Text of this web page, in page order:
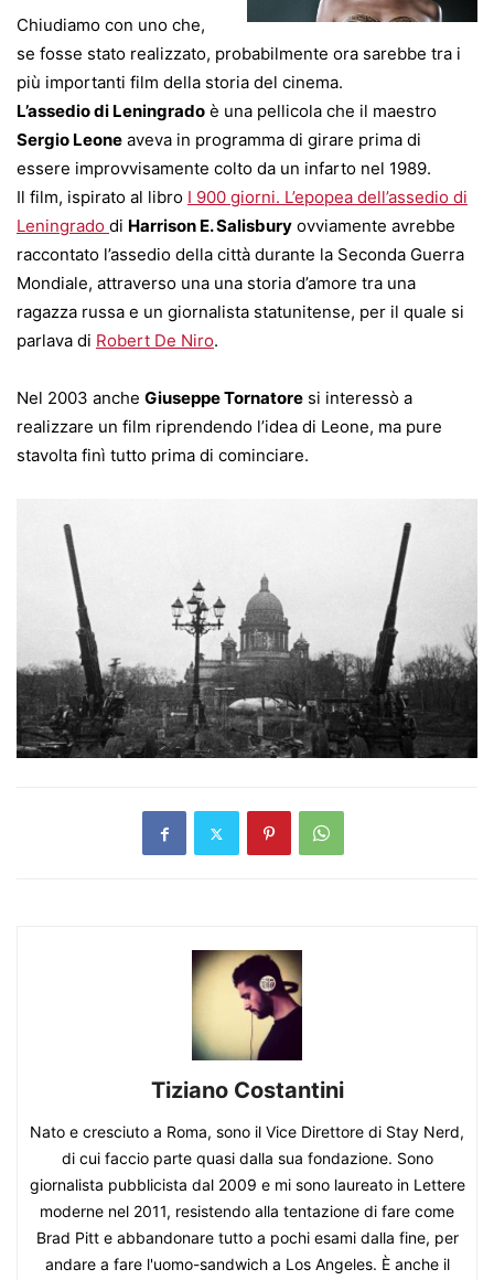
Chiudiamo con uno che,
se fosse stato realizzato, probabilmente ora sarebbe tra i
più importanti film della storia del cinema.
L’assedio di Leningrado è una pellicola che il maestro
Sergio Leone aveva in programma di girare prima di
essere improvvisamente colto da un infarto nel 1989.
Il film, ispirato al libro I 900 giorni. L’epopea dell’assedio di
Leningrado di Harrison E. Salisbury ovviamente avrebbe
raccontato l’assedio della città durante la Seconda Guerra
Mondiale, attraverso una una storia d’amore tra una
ragazza russa e un giornalista statunitense, per il quale si
parlava di Robert De Niro.
Nel 2003 anche Giuseppe Tornatore si interessò a
realizzare un film riprendendo l’idea di Leone, ma pure
stavolta finì tutto prima di cominciare.
Tiziano Costantini
Nato e cresciuto a Roma, sono il Vice Direttore di Stay Nerd,
di cui faccio parte quasi dalla sua fondazione. Sono
giornalista pubblicista dal 2009 e mi sono laureato in Lettere
moderne nel 2011, resistendo alla tentazione di fare come
Brad Pitt e abbandonare tutto a pochi esami dalla fine, per
andare a fare l'uomo-sandwich a Los Angeles. È anche il